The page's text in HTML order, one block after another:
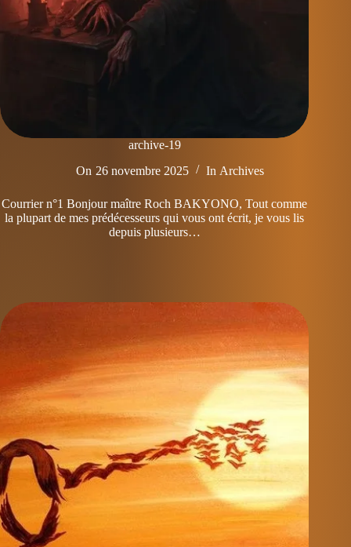
archive-19
On 26 novembre 2025 In Archives
Courrier n°1 Bonjour maître Roch BAKYONO, Tout comme
la plupart de mes prédécesseurs qui vous ont écrit, je vous lis
depuis plusieurs…